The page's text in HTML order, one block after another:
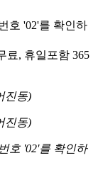
호 '02'를 확인하
료, 휴일포함 365
진동)
진동)
호 '02'를 확인하